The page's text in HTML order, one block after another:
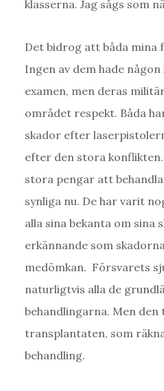
klasserna. Jag sågs som
Det bidrog att båda
Ingen av dem hade
examen, men deras
området respekt. Båda
skador efter
efter den stora
stora pengar att
synliga nu. De har varit
alla sina bekanta om sina
erkännande som
medömkan. Försvarets
naturligtvis alla de
behandlingarna. Men
transplantaten, som
behandling.